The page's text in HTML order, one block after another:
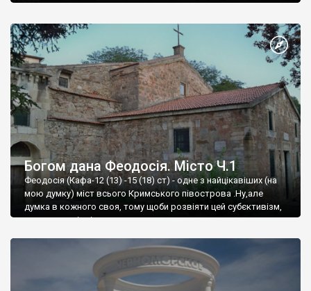
Богом дана Феодосія. Місто Ч.1
Феодосія (Кафа-12 (13) -15 (18) ст) - одне з найцікавіших (на
мою думку) міст всього Кримського півострова .Ну,але
думка в кожного своя, тому щоби розвіяти цей субєктивізм,
запрошую відвідати це